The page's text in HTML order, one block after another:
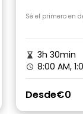
Sé el primero en
3h 30min
8:00 AM,
Desde€0